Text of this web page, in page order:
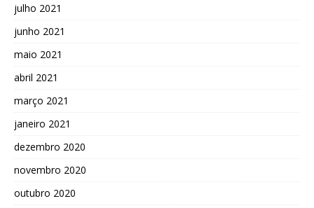
julho 2021
junho 2021
maio 2021
abril 2021
março 2021
janeiro 2021
dezembro 2020
novembro 2020
outubro 2020